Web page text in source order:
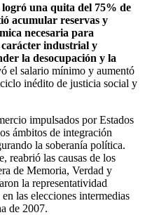
una quita del 75% de
acumular reservas y
necesaria para
industrial y
la desocupación y la
el salario mínimo y aumentó
inédito de justicia social y
impulsados por Estados
ámbitos de integración
la soberanía política.
reabrió las causas de los
de Memoria, Verdad y
la representatividad
las elecciones intermedias
de 2007.